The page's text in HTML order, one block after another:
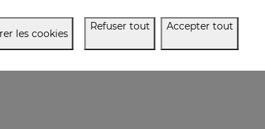
les cookies
Refuser tout Accepter tout